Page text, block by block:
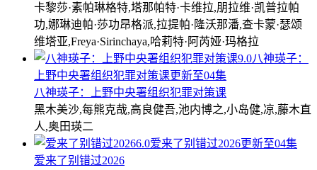
卡黎莎·素帕琳格特,塔那帕特·卡维拉,朋拉维·凯普拉帕
功,娜琳迪帕·莎功昂格派,拉提帕·隆沃那潘,查卡蒙·瑟颂
维塔亚,Freya·Sirinchaya,哈莉特·阿芮娅·玛格拉
9.0八神瑛子：
上野中央署组织犯罪对策课更新至04集
八神瑛子：上野中央署组织犯罪对策课
黑木美沙,每熊克哉,高良健吾,池内博之,小岛健,凉,藤木直
人,奥田瑛二
6.0爱来了别错过2026更新至04集
爱来了别错过2026